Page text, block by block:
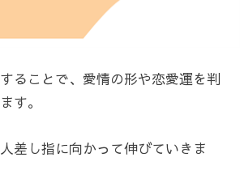
ることで、愛情の形や恋愛運を判
す。
差し指に向かって伸びていきま